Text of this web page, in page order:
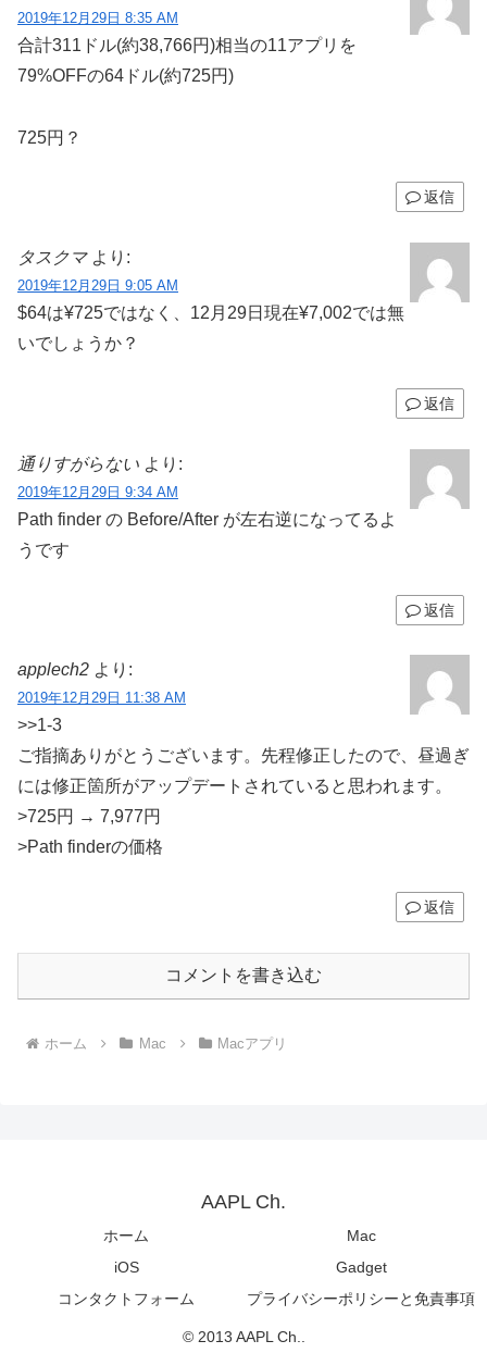
2019年12月29日 8:35 AM
合計311ドル(約38,766円)相当の11アプリを
79%OFFの64ドル(約725円)
725円？
返信
タスクマ より:
2019年12月29日 9:05 AM
$64は¥725ではなく、12月29日現在¥7,002では無
いでしょうか？
返信
通りすがらない より:
2019年12月29日 9:34 AM
Path finder の Before/After が左右逆になってるよ
うです
返信
applech2 より:
2019年12月29日 11:38 AM
>>1-3
ご指摘ありがとうございます。先程修正したので、昼過ぎ
には修正箇所がアップデートされていると思われます。
>725円 → 7,977円
>Path finderの価格
返信
コメントを書き込む
ホーム Mac Macアプリ
AAPL Ch.
ホーム
Mac
iOS
Gadget
コンタクトフォーム
プライバシーポリシーと免責事項
© 2013 AAPL Ch..